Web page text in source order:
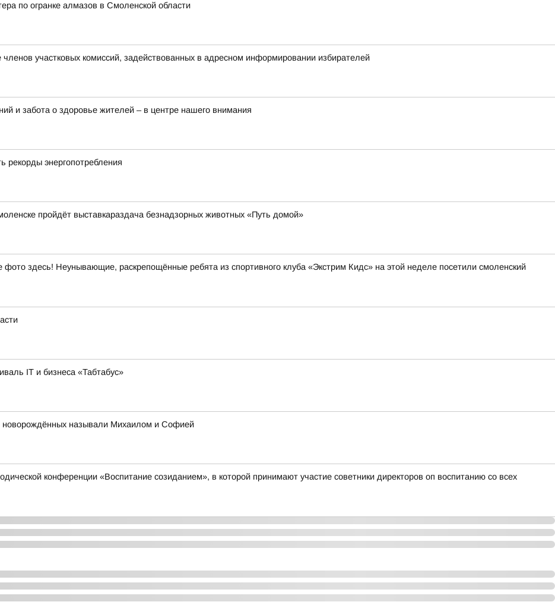
по огранке алмазов в Смоленской области
участковых комиссий, задействованных в адресном информировании избирателей
и забота о здоровье жителей – в центре нашего внимания
рекорды энергопотребления
пройдёт выставкараздача безнадзорных животных «Путь домой»
здесь! Неунывающие, раскрепощённые ребята из спортивного клуба «Экстрим Кидс» на этой неделе посетили смоленский
IT и бизнеса «Табтабус»
новорождённых называли Михаилом и Софией
конференции «Воспитание созиданием», в которой принимают участие советники директоров оп воспитанию со всех